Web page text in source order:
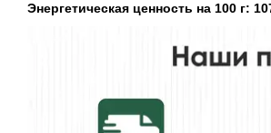
Энергетическая ценность на 100 г: